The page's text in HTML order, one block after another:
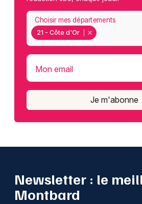
21 - Côte d'Or
Choisir mes départements
Mon email
Je m'abonne
Newsletter : le
Montbard